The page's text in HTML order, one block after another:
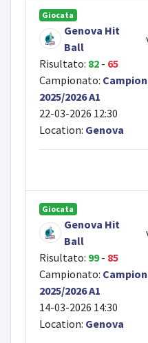
Giocata
Genova Hit
Ball
Risultato: 82 - 65
Campionato:
2025/2026 A1
22-03-2026 12:30
Location: Genova
Giocata
Genova Hit
Ball
Risultato: 99- 85
Campionato:
2025/2026 A1
14-03-2026 14:30
Location: Genova